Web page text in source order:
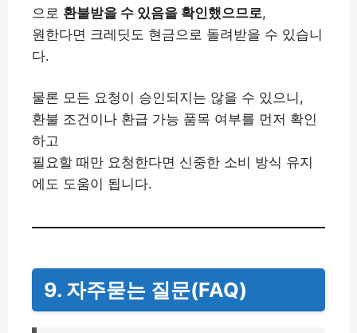
으로 환불받을 수 있음을 확인했으므로,
원한다면 크레딧도 현금으로 돌려받을 수 있습니
다.
물론 모든 요청이 승인되지는 않을 수 있으니,
환불 조건이나 환급 가능 품목 여부를 먼저 확인
하고
필요할 때만 요청한다면 신중한 소비 방식 유지
에도 도움이 됩니다.
9. 자주묻는 질문(FAQ)